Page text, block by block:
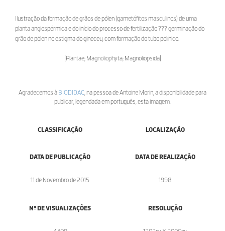
Ilustração da formação de grãos de pólen (gametófitos masculinos) de uma
planta angiospérmica e do início do processo de fertilização ??? germinação do
grão de pólen no estigma do gineceu, com formação do tubo polínico.
[Plantae; Magnoliophyta; Magnoliopsida]
Agradecemos à BIODIDAC, na pessoa de Antoine Morin, a disponibilidade para
publicar, legendada em português, esta imagem.
CLASSIFICAÇÃO LOCALIZAÇÃO
DATA DE PUBLICAÇÃO
11 de Novembro de 2015
DATA DE REALIZAÇÃO
1998
Nº DE VISUALIZAÇÕES RESOLUÇÃO